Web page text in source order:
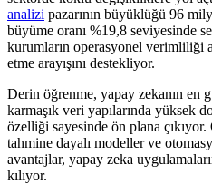
analizi pazarının büyüklüğü 96
büyüme oranı %19,8 seviyesinde
kurumların operasyonel verimliliği
etme arayışını destekliyor.
Derin öğrenme, yapay zekanın en
karmaşık veri yapılarında yüksek
özelliği sayesinde ön plana
tahmine dayalı modeller ve
avantajlar, yapay zeka
kılıyor.